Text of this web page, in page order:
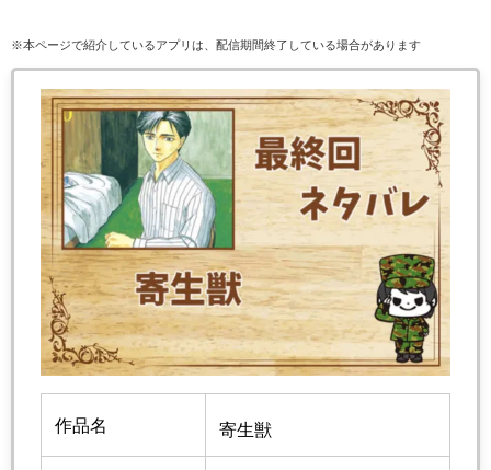
※本ページで紹介しているアプリは、配信期間終了している場合があります
作品名 寄生獣